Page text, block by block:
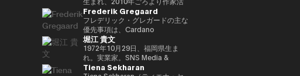
就任(9月) 令和3(2021)年 第49回
衆院選で94,530票を得て5期目当
選 令和6(2024)年 第50回衆院選
で89,899票を得て6期目当選
2025.05.01 現在 ※1 1993年4月
~2005年8月 大蔵省(現・財務省)
在職 1997年7月~1999年6月 外務
年初代デジタル大臣就任。現在、
デジタル社会推進本部長。
べき非生産性の世界」「夜明け前
のPLAYERS」「成田悠輔の聞か
れちゃいけない話」「walk」
「書く気がおきない」など。
グローバルなデジタル資産業界で
最も著名かつ影響力のある人物の
一人として Forbes誌 の表紙を飾
りました。 また、Forbes「30
Under 30（コンシューマー・テ
クノロジー部門）」に複数回選出
されるなど、国際的に高い評価を
ピアレビューに基づいて開発され
たことが特徴で、金融包摂とスマ
ートコントラクトの普及を目指し
ています。現在はInput Output
Global（IOG）のCEOとしてカ
ルダノの技術開発を主導していま
す。
Brandsは、世界的なブロックチ
ェーンおよびゲーム分野のリーダ
ー企業であり、世界中のゲーマー
やインターネット利用者にデジタ
ル上の財産権を提供することを使
命としています。これにより、新
たな資産クラス、Play-and-Earn
動を始める。境界領域における物
化や変換、質量への憧憬をモチー
フに作品を展開。筑波大学/東京
大学准教授、2025年日本国際博
覧会（大阪・関西万博）テーマ事
業プロデューサー。写真集「質量
への憧憬（amana・2019）」
Frederik Gregaard
フレデリック・グレガードの主な
優先事項は、Cardano
Foundation における導入戦略を
推進し、各ミッションの統合およ
び実行を主導するとともに、
Cardano を活用した包括的かつ
堀江 貴文
1972年10月29日、福岡県生ま
れ。実業家。SNS Media &
Consulting株式会社 ファウンダ
Tiena Sekharan